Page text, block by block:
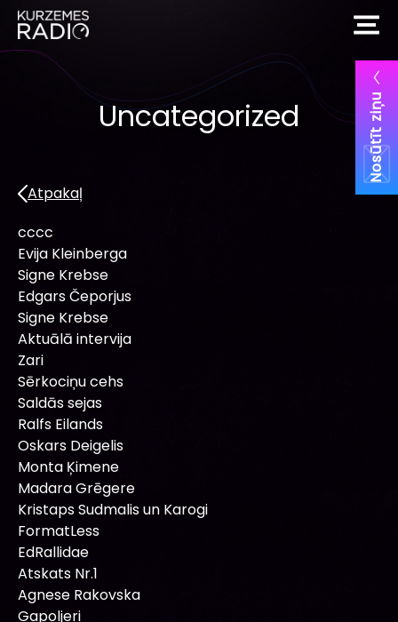
Nosūtīt ziņu
Uncategorized
Atpakaļ
cccc
Evija Kleinberga
Signe Krebse
Edgars Čeporjus
Signe Krebse
Aktuālā intervija
Zari
Sērkociņu cehs
Saldās sejas
Ralfs Eilands
Oskars Deigelis
Monta Ķimene
Madara Grēgere
Kristaps Sudmalis un Karogi
FormatLess
EdRallidae
Atskats Nr.1
Agnese Rakovska
Gapoljeri